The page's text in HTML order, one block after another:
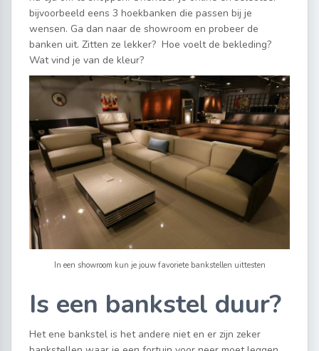
bijvoorbeeld eens 3 hoekbanken die passen bij je
wensen. Ga dan naar de showroom en probeer de
banken uit. Zitten ze lekker? Hoe voelt de bekleding?
Wat vind je van de kleur?
In een showroom kun je jouw favoriete bankstellen uittesten
Is een bankstel duur?
Het ene bankstel is het andere niet en er zijn zeker